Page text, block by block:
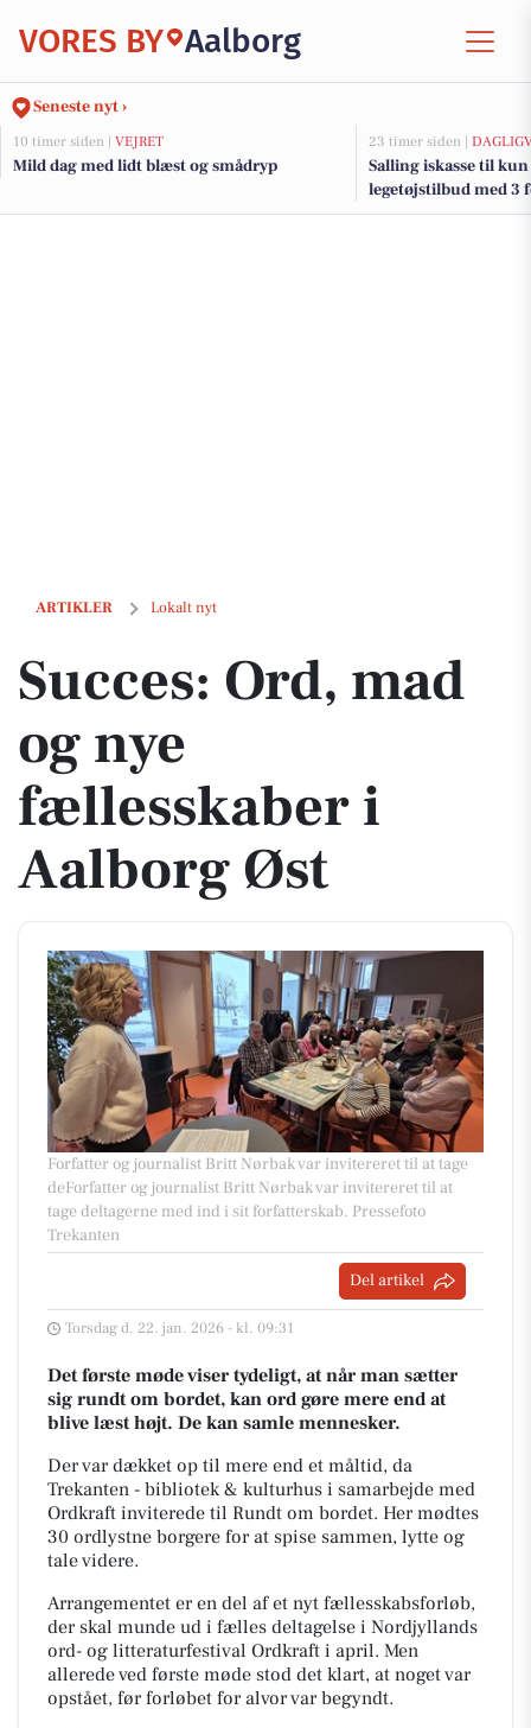
VORES BY Aalborg
Seneste nyt ›
10 timer siden | VEJRET
Mild dag med lidt blæst og smådryp
23 timer siden |
Salling iskasse til
legetøjstilbud med 3
ARTIKLER Lokalt nyt
Succes: Ord, mad og nye fællesskaber i Aalborg Øst​
Succes: Ord, mad
og nye
fællesskaber i
Aalborg Øst​
Forfatter og journalist Britt Nørbak var invitereret til at tage
deForfatter og journalist Britt Nørbak var invitereret til at
tage deltagerne med ind i sit forfatterskab. Pressefoto
Trekanten
Del artikel
Torsdag d. 22. jan. 2026 - kl. 09:31
Det første møde viser tydeligt, at når man sætter
sig rundt om bordet, kan ord gøre mere end at
blive læst højt. De kan samle mennesker.
Der var dækket op til mere end et måltid, da
Trekanten - bibliotek & kulturhus i samarbejde med
Ordkraft inviterede til Rundt om bordet. Her mødtes
30 ordlystne borgere for at spise sammen, lytte og
tale videre.
Arrangementet er en del af et nyt fællesskabsforløb,
der skal munde ud i fælles deltagelse i Nordjyllands
ord- og litteraturfestival Ordkraft i april. Men
allerede ved første møde stod det klart, at noget var
opstået, før forløbet for alvor var begyndt.